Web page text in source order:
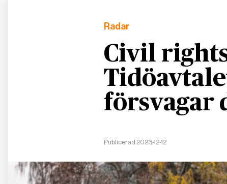
Radar
Civil
försvagar
Publicerad 2023-12-12